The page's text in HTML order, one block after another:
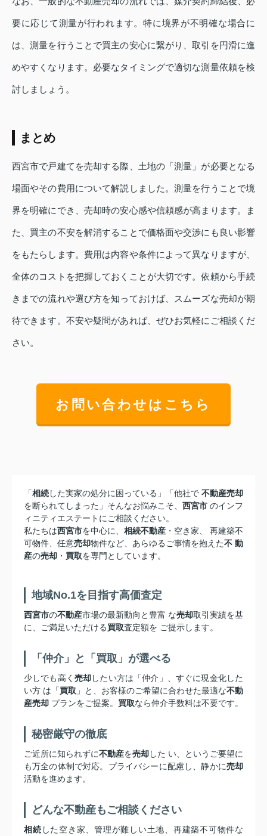
要に応じて測量が行われます。特に境界が不明確な場合に
は、測量を行うことで買主の安心に繋がり、取引を円滑に進
めやすくなります。必要なタイミングで適切な測量依頼を検
討しましょう。
まとめ
西宮市で戸建てを売却する際、土地の「測量」が必要となる
場面やその費用について解説しました。測量を行うことで境
界を明確にでき、売却時の安心感や信頼感が高まります。ま
た、買主の不安を解消することで価格面や交渉にも良い影響
をもたらします。費用は内容や条件によって異なりますが、
全体のコストを把握しておくことが大切です。依頼から手続
きまでの流れや選び方を知っておけば、スムーズな売却が期
待できます。不安や疑問があれば、ぜひお気軽にご相談くだ
さい。
お問い合わせはこちら
「相続した実家の処分に困っている」「他社で 不動産売却
を断られてしまった」そんなお悩みこそ、 西宮市 のインフ
ィニティエステートにご相談ください。
私たちは西宮市を中心に、 相続不動産 ・空き家、 再建築不
可物件、任意売却物件など、あらゆるご事情を抱えた不 動
産の売却 ・ 買取を専門としています。
地域No.1を目指す高価査定
西宮市の不動産市場の最新動向と豊富 な売却取引実績を基
に、ご満足いただける買取査定額を ご提示します。
「仲介」と「買取」が選べる
少しでも高く 売却 したい方は「仲介」、すぐに現金化した
い方 は「買取 」と、お客様のご希望に合わせた最適な不動
産売却 プランをご提案。 買取なら仲介手数料は不要です。
秘密厳守の徹底
ご近所に知られずに不動産を売却 した い、というご要望に
も万全の体制で対応。プライバシーに配慮し、静かに売却
活動を進めます。
どんな不動産もご相談ください
相続 した空き家、管理が難しい土地、再建築不可物件な